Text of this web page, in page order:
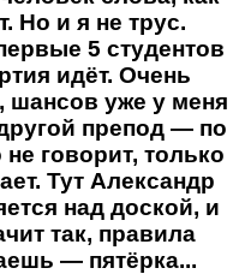
Но и я не трус.
5 студентов
идёт. Очень
шансов уже у меня
препод — по
говорит, только
Тут Александр
над доской, и
так, правила
— пятёрка...